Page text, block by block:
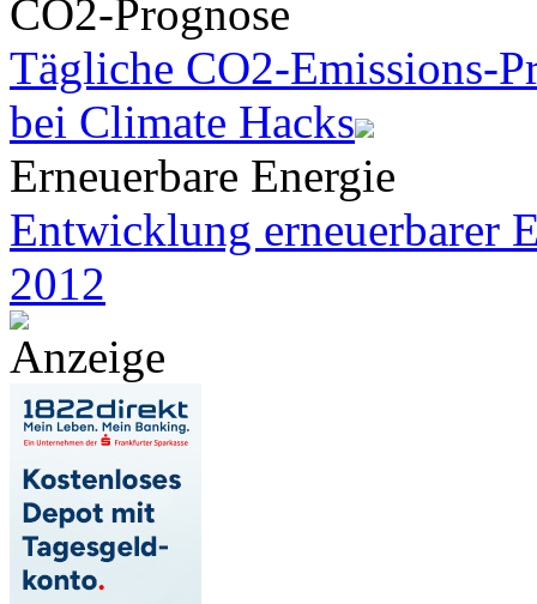
CO2-Prognose
Tägliche CO2-Emissions-
bei Climate Hacks
Erneuerbare Energie
Entwicklung erneuerbarer
2012
Anzeige